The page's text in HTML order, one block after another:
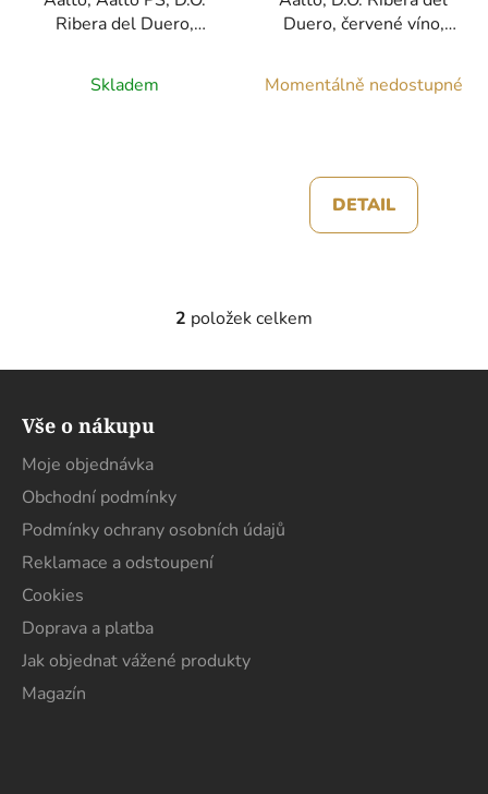
Ribera del Duero,
Skladem
Duero, červené víno,
Momentálně nedostupné
DETAIL
O
l
p
r
ý
2 položek celkem
Z
Vše o nákupu
Moje objednávka
Obchodní podmínky
Podmínky ochrany osobních údajů
Reklamace a odstoupení
Cookies
Doprava a platba
Jak objednat vážené produkty
Magazín